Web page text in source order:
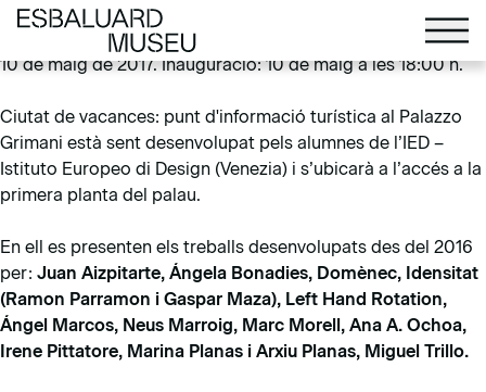
Els continguts expositius es mostraran al Museu del
Palazzo
del Polo Museale del Veneto (Venècia) a partir del
10 de maig de 2017. Inauguració: 10 de maig a les 18:00 h.
Ciutat de vacances: punt d'informació turística al Palazzo
Grimani està sent desenvolupat pels alumnes de l’IED –
Istituto Europeo di Design (Venezia) i s’ubicarà a l’accés a la
primera planta del palau.
En ell es presenten els treballs desenvolupats des del 2016
per: Juan Aizpitarte, Ángela Bonadies, Domènec, Idensitat
(Ramon Parramon i Gaspar Maza), Left Hand Rotation,
Ángel Marcos, Neus Marroig, Marc Morell, Ana A. Ochoa,
Irene Pittatore, Marina Planas i Arxiu Planas, Miguel Trillo.